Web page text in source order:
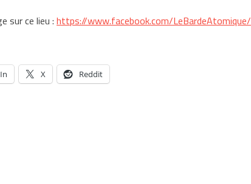
sur ce lieu : https://www.facebook.com/LeBardeAtomique/
X Reddit